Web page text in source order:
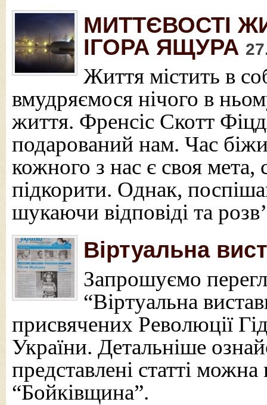
МИТТЄВОСТІ
ІГОРА ЯЩУРА
Життя містить в
вмудряємося нічого в
життя. Френсіс Скотт
подарований нам. Час
кожного з нас є своя
підкорити. Однак,
шукаючи відповіді та
Віртуальна
Запрошуємо
“Віртуальна
присвячених Революції
України. Детальніше
представлені статті
“Бойківщина”.